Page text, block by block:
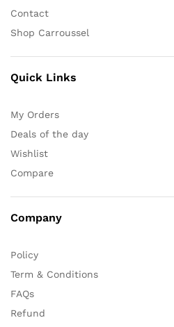
Contact
Shop Carroussel
Quick Links
My Orders
Deals of the day
Wishlist
Compare
Company
Policy
Term & Conditions
FAQs
Refund